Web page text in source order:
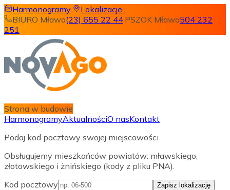
Harmonogramy·
Lokalizacje
BIURO Mława(23) 655 22 44·PSZOK Mława504 232
251
Strona w budowie
HarmonogramyAktualnościO nasKontakt
Podaj kod pocztowy swojej miejscowości
Obsługujemy mieszkańców powiatów: mławskiego,
złotowskiego i żnińskiego (kody z pliku PNA).
Kod pocztowy
Zapisz lokalizację